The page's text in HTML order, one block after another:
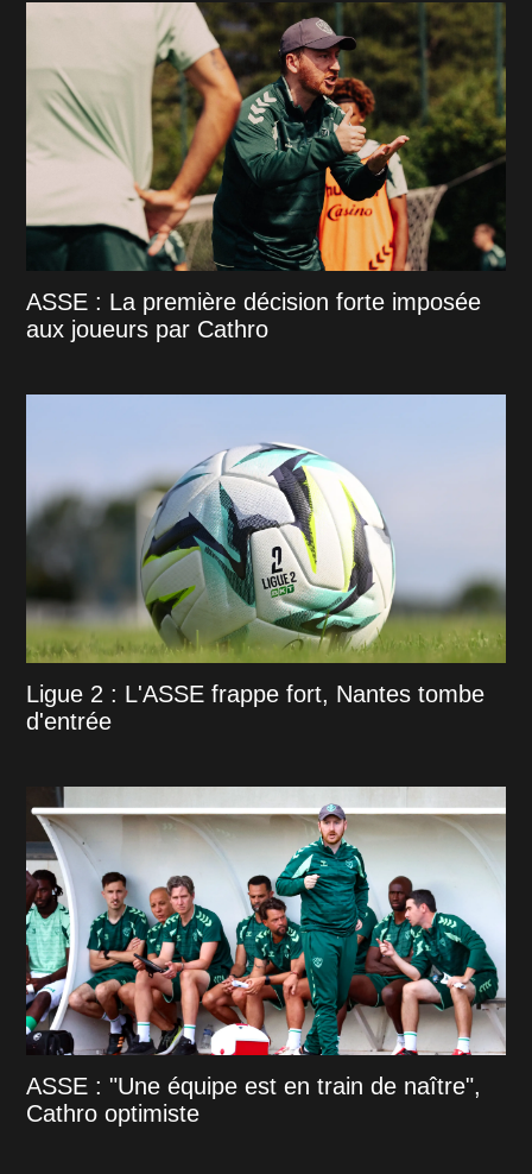
ASSE : La première décision forte imposée
aux joueurs par Cathro
Ligue 2 : L'ASSE frappe fort, Nantes tombe
d'entrée
ASSE : "Une équipe est en train de naître",
Cathro optimiste